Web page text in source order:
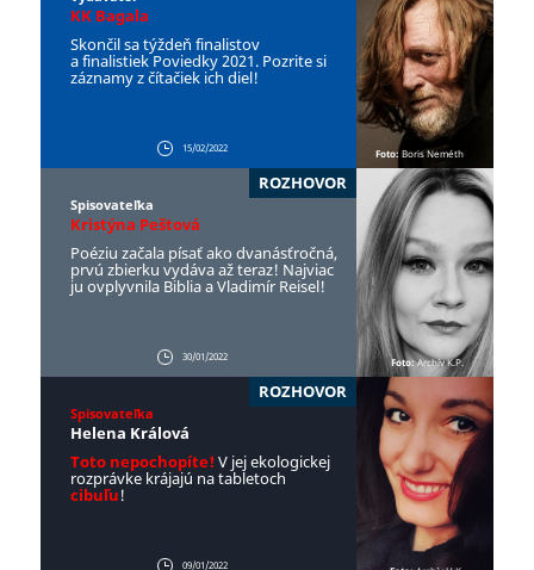
KK Bagala
Skončil sa týždeň finalistov
a finalistiek Poviedky 2021. Pozrite si
záznamy z čítačiek ich diel!
15/02/2022 Foto:Boris Neméth
ROZHOVOR
Spisovateľka
Kristýna Peštová
Poéziu začala písať ako dvanásťročná,
prvú zbierku vydáva až teraz! Najviac
ju ovplyvnila Biblia a Vladimír Reisel!
30/01/2022 Foto:Archív K.P.
ROZHOVOR
Spisovateľka
Helena Králová
Toto nepochopíte! V jej ekologickej
rozprávke krájajú na tabletoch
cibuľu!
09/01/2022